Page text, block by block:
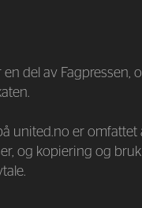
en del av Fagpressen,
united.no er omfattet
og kopiering og